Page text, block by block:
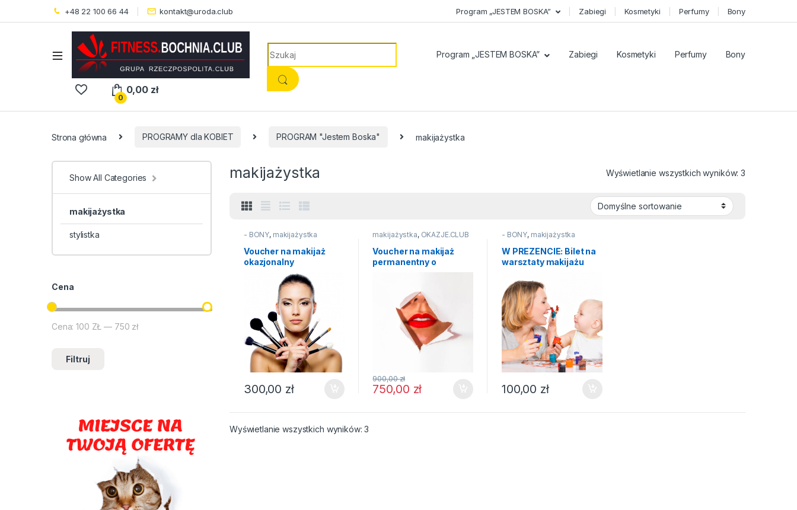
+48 22 100 66 44 kontakt@uroda.club Program „JESTEM BOSKA” Zabiegi Kosmetyki Perfumy Bony
Search for:
Program „JESTEM BOSKA” Zabiegi Kosmetyki Perfumy Bony
0
0,00 zł
Strona główna PROGRAMY dla KOBIET PROGRAM "Jestem Boska" makijażystka
makijażystka Wyświetlanie wszystkich wyników: 3
- BONY, makijażystka
Voucher na makijaż
okazjonalny
300,00 zł
makijażystka, OKAZJE.CLUB
Voucher na makijaż
permanentny o
750,00 zł
900,00zł
- BONY, makijażystka
W PREZENCIE: Bilet na
warsztaty makijażu
100,00 zł
Wyświetlanie wszystkich wyników: 3
Show All Categories
makijażystka
stylistka
Cena
Cena min
Cena max
Filtruj
Cena:100 ZŁ — 750 zł